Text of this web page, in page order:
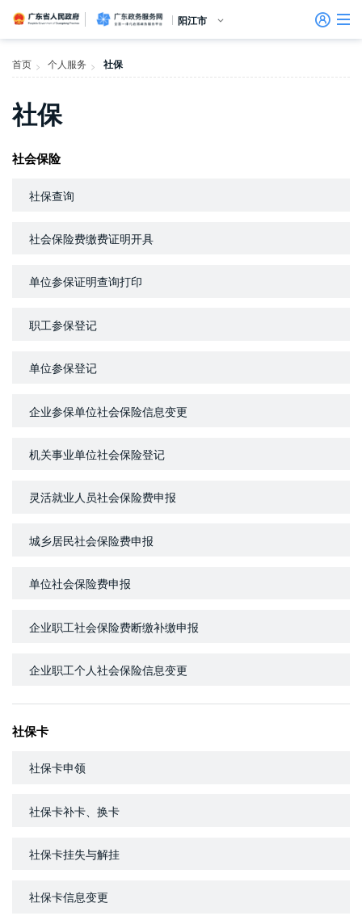
留言信箱
建言献策
信访相关法规
便民服务
百姓论坛
政府热线
网上调查
在线访谈
法律服务
领导信箱
未加载图片
政务微博
网络问政
意见征集
部门信箱
信访常见问题
信件回复
网上举报
公众监督
我要留言
广东省人民政府广东政务服务网
阳江市
首页
政务公开
政民互动
首页 > 个人服务 > 社保
社保
社会保险
社保查询
社会保险费缴费证明开具
单位参保证明查询打印
职工参保登记
单位参保登记
企业参保单位社会保险信息变更
机关事业单位社会保险登记
灵活就业人员社会保险费申报
城乡居民社会保险费申报
单位社会保险费申报
企业职工社会保险费断缴补缴申报
企业职工个人社会保险信息变更
社保卡
社保卡申领
社保卡补卡、换卡
社保卡挂失与解挂
社保卡信息变更